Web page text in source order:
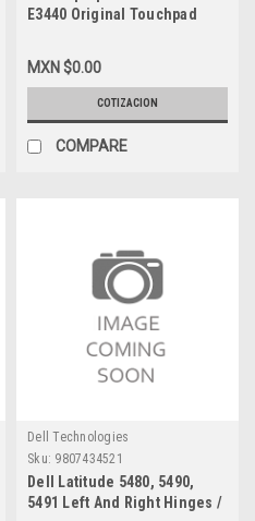
E3440 Original Touchpad
Touchpad New Dell 91M8D,
W2RH9, HFP4J, FTF49
MXN $0.00
COTIZACION
COMPARE
Dell Technologies
Sku: 9807434521
Dell Latitude 5480, 5490,
5491 Left And Right Hinges /